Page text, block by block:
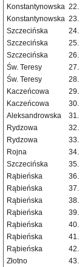
Konstantynowska 22.
Konstantynowska 23.
Szczecińska
24.
Szczecińska
25.
Szczecińska
26.
Św. Teresy
27.
Św. Teresy
28.
Kaczeńcowa
29.
Kaczeńcowa
30.
Aleksandrowska
31.
Rydzowa
32.
Rydzowa
33.
Rojna
34.
Szczecińska
35.
Rąbieńska
36.
Rąbieńska
37.
Rąbieńska
38.
Rąbieńska
39.
Rąbieńska
40.
Rąbieńska
41.
Rąbieńska
42.
Złotno
43.